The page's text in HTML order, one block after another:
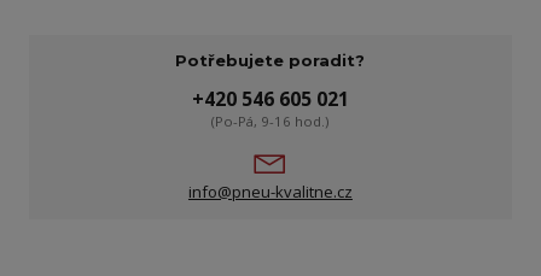
Potřebujete poradit?
+420 546 605 021
(Po-Pá, 9-16 hod.)
info@pneu-kvalitne.cz